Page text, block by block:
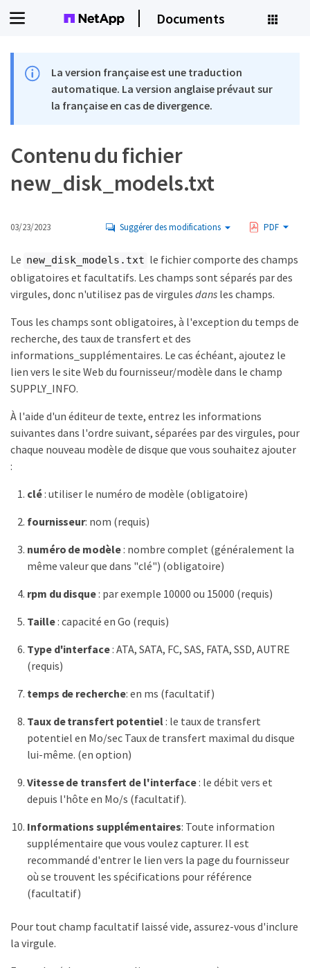
Documents
La version française est une traduction
automatique. La version anglaise prévaut sur
la française en cas de divergence.
Contenu du fichier
new_disk_models.txt
03/23/2023 Suggérer des modifications PDF
Le new_disk_models.txt le fichier comporte des champs
obligatoires et facultatifs. Les champs sont séparés par des
virgules, donc n'utilisez pas de virgules dans les champs.
Tous les champs sont obligatoires, à l'exception du temps de
recherche, des taux de transfert et des
informations_supplémentaires. Le cas échéant, ajoutez le
lien vers le site Web du fournisseur/modèle dans le champ
SUPPLY_INFO.
À l'aide d'un éditeur de texte, entrez les informations
suivantes dans l'ordre suivant, séparées par des virgules, pour
chaque nouveau modèle de disque que vous souhaitez ajouter
:
clé: utiliser le numéro de modèle (obligatoire)
fournisseur: nom (requis)
numéro de modèle: nombre complet (généralement la
même valeur que dans "clé") (obligatoire)
rpm du disque: par exemple 10000 ou 15000 (requis)
Taille: capacité en Go (requis)
Type d'interface: ATA, SATA, FC, SAS, FATA, SSD, AUTRE
(requis)
temps de recherche: en ms (facultatif)
Taux de transfert potentiel: le taux de transfert
potentiel en Mo/sec Taux de transfert maximal du disque
lui-même. (en option)
Vitesse de transfert de l'interface: le débit vers et
depuis l'hôte en Mo/s (facultatif).
Informations supplémentaires: Toute information
supplémentaire que vous voulez capturer. Il est
recommandé d'entrer le lien vers la page du fournisseur
où se trouvent les spécifications pour référence
(facultatif)
Pour tout champ facultatif laissé vide, assurez-vous d'inclure
la virgule.